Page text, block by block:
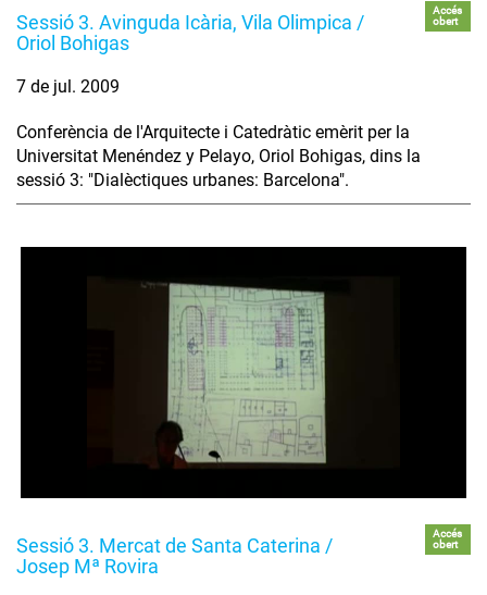
Sessió 3. Avinguda Icària, Vila Olimpica /
Oriol Bohigas
Accés
obert
7 de jul. 2009
Conferència de l'Arquitecte i Catedràtic emèrit per la
Universitat Menéndez y Pelayo, Oriol Bohigas, dins la
sessió 3: "Dialèctiques urbanes: Barcelona".
Sessió 3. Mercat de Santa Caterina /
Josep Mª Rovira
Accés
obert